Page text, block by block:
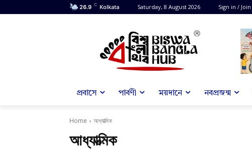
26.9 C Kolkata Saturday, 8 August 2026 Sign in / Join
প্রবাসে পার্বণী ময়দানে নবপ্রজন্ম
Home আধ্যাত্মিক
আধ্যাত্মিক